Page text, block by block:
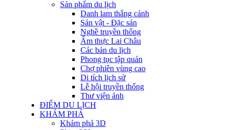
Sản phẩm du lịch
Danh lam thắng cảnh
Sản vật - Đặc sản
Nghề truyền thống
Ẩm thực Lai Châu
Các bản du lịch
Phong tục tập quán
Chợ phiên vùng cao
Di tích lịch sử
Lễ hội truyền thống
Thư viện ảnh
ĐIỂM DU LỊCH
KHÁM PHÁ
Khám phá 3D